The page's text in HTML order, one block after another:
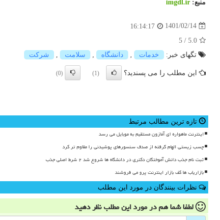
منبع: imgdl.ir
1401/02/14
16:14:17
5.0
/
5
تگهای خبر:
خدمات , دانشگاه , سلامت , شركت
این مطلب را می پسندید؟ (1)
(0)
تازه ترین مطالب مرتبط
اینترنت ماهواره ای آمازون مستقیم به موبایل می رسد
چسب زیستی الهام گرفته از صدف سنسورهای پوشیدنی را مقاوم تر کرد
ثبت نام جذب دانش آموختگان دکتری در دانشگاه ها شروع شد ۲ شرط اصلی جذب
بازاریاب ها کف بازار اینترنت پرو می فروشند
نظرات بینندگان در مورد این مطلب
لطفا شما همدر مورد این مطلبنظر دهید